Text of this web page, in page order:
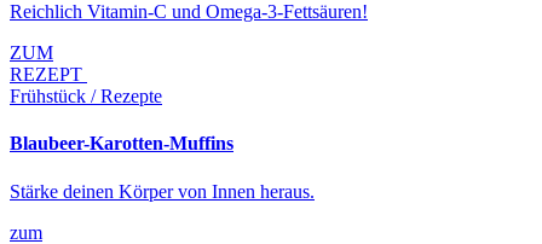
Reichlich Vitamin-C und Omega-3-Fettsäuren!
ZUM
REZEPT
Frühstück / Rezepte
Blaubeer-Karotten-Muffins
Stärke deinen Körper von Innen heraus.
zum